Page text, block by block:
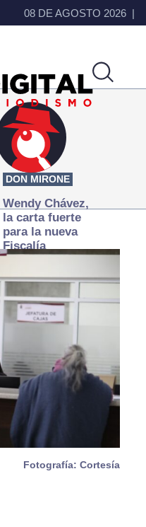
08 DE AGOSTO 2026
DON MIRONE
Wendy Chávez,
la carta fuerte
para la nueva
Fiscalía
autónoma
Fotografía: Cortesía